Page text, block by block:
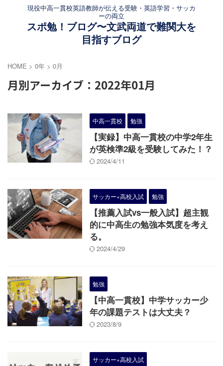
現役中高一貫校英語教師が伝える受験・英語学習・サッカ
ーの両立
スポ勉！ブログ〜文武両道で難関大を
目指すブログ
HOME > 0年 > 0月
月別アーカイブ：2022年01月
中高一貫校 勉強
【実録】中高一貫校の中学2年生
が英検準2級を受験してみた！？
2024/4/11
サッカー×高校入試 勉強
【推薦入試vs一般入試】超主観
的に中高生の勉強本気度を考え
る。
2024/4/29
勉強
【中高一貫校】中学サッカー少
年の課題テストは大丈夫？
2023/8/9
サッカー×高校入試